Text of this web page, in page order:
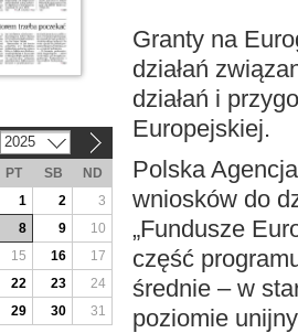
Granty na
działań
działań i
Europejskiej.
Polska
wniosków do
„Fundusze
część
średnie – w
poziomie
2025
PT SB
ND
1
2
3
8 9
10
15 16
17
22 23
24
29 30 31